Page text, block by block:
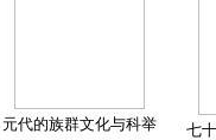
元代的族群文化与科举 七